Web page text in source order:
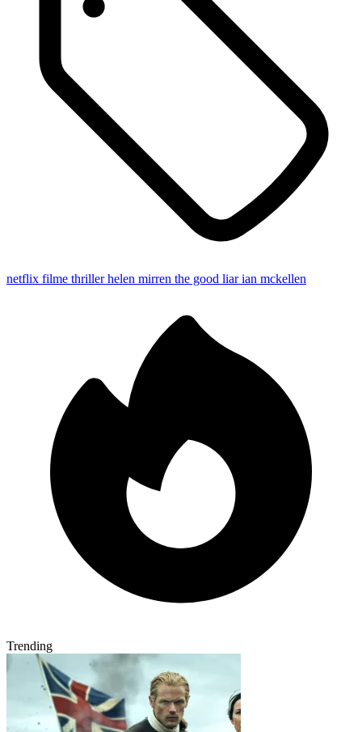
netflix filme thrillerhelen mirren the good liarian mckellen
Trending